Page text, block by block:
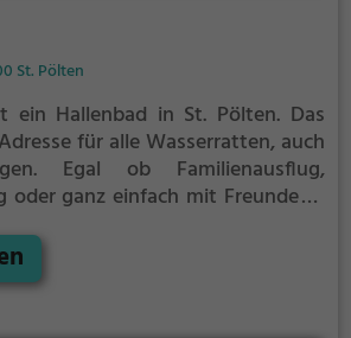
St. Pölten
ein Hallenbad in St. Pölten. Das
für alle Wasserratten, auch
Egal ob Familienausflug,
oder ganz einfach mit Freunden -